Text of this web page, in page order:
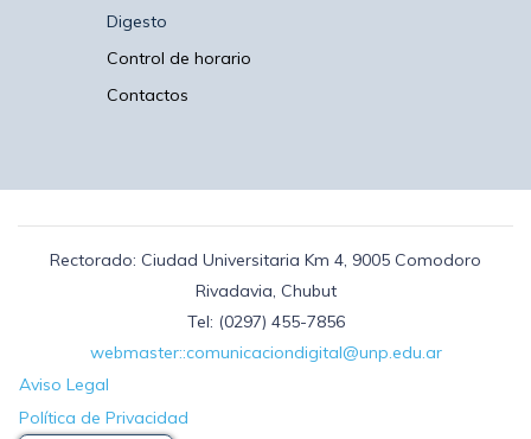
Digesto
Control de horario
Contactos
Rectorado: Ciudad Universitaria Km 4, 9005 Comodoro
Rivadavia, Chubut
Tel: (0297) 455-7856
webmaster::comunicaciondigital@unp.edu.ar
Aviso Legal
Política de Privacidad